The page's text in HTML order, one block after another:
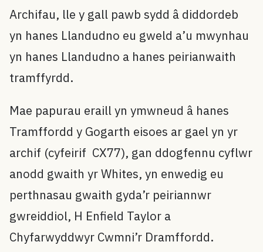
Archifau, lle y gall pawb sydd â diddordeb
yn hanes Llandudno eu gweld a’u mwynhau
yn hanes Llandudno a hanes peirianwaith
tramffyrdd.
Mae papurau eraill yn ymwneud â hanes
Tramffordd y Gogarth eisoes ar gael yn yr
archif (cyfeirif CX77), gan ddogfennu cyflwr
anodd gwaith yr Whites, yn enwedig eu
perthnasau gwaith gyda’r peiriannwr
gwreiddiol, H Enfield Taylor a
Chyfarwyddwyr Cwmni’r Dramffordd.